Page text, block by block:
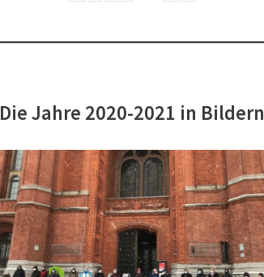
Die Jahre 2020-2021 in Bildern